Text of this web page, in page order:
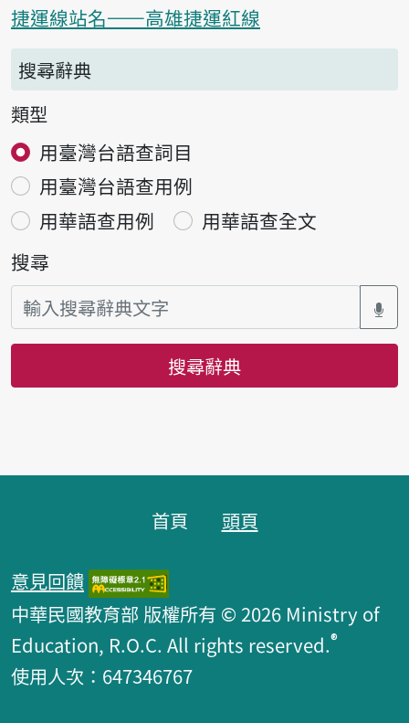
捷運線站名——高雄捷運紅線
搜尋辭典
類型
用臺灣台語查詞目
用臺灣台語查用例
用華語查用例
用華語查全文
搜尋
搜尋辭典
首頁 頭頁
意見回饋
中華民國教育部 版權所有 © 2026 Ministry of
Education, R.O.C. All rights reserved.®
使用人次：647346767